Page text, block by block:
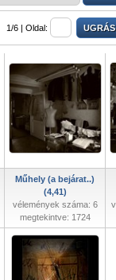
1/6 | Oldal:
Műhely (a bejárat..)
(4,41)
vélemények száma: 6
megtekintve: 1724